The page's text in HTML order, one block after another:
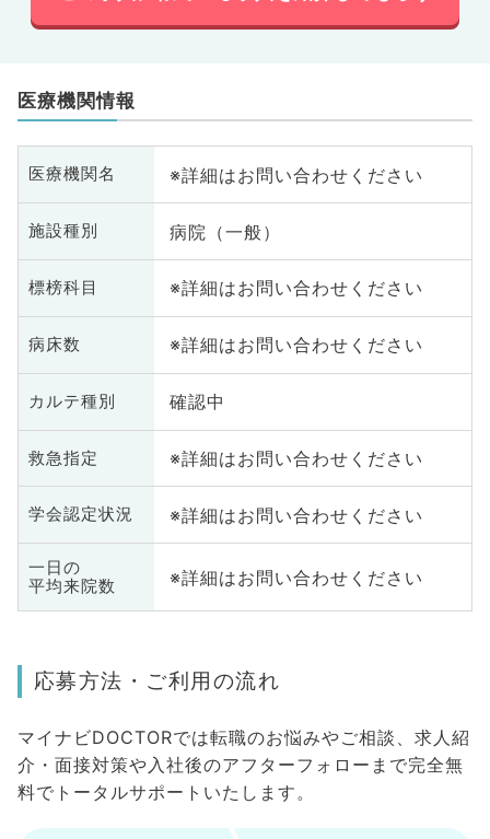
医療機関情報
医療機関名 ※詳細はお問い合わせください
施設種別 病院（一般）
標榜科目 ※詳細はお問い合わせください
病床数 ※詳細はお問い合わせください
カルテ種別 確認中
救急指定 ※詳細はお問い合わせください
学会認定状況 ※詳細はお問い合わせください
一日の
平均来院数
※詳細はお問い合わせください
応募方法・ご利用の流れ
マイナビDOCTORでは転職のお悩みやご相談、求人紹
介・面接対策や入社後のアフターフォローまで完全無
料でトータルサポートいたします。